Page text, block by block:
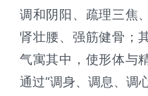
调和阴阳、疏理三焦
肾壮腰、强筋健骨；
气寓其中，使形体与
通过“调身、调息、调